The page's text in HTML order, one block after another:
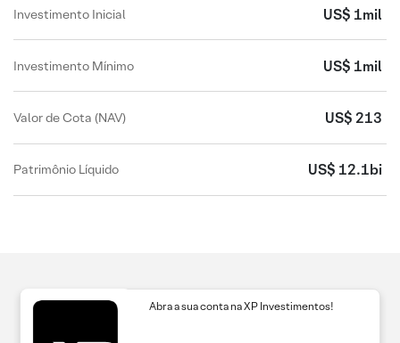
Investimento Inicial US$ 1mil
Investimento Mínimo US$ 1mil
Valor de Cota (NAV) US$ 213
Patrimônio Líquido US$ 12.1bi
Abra a sua conta na XP Investimentos!